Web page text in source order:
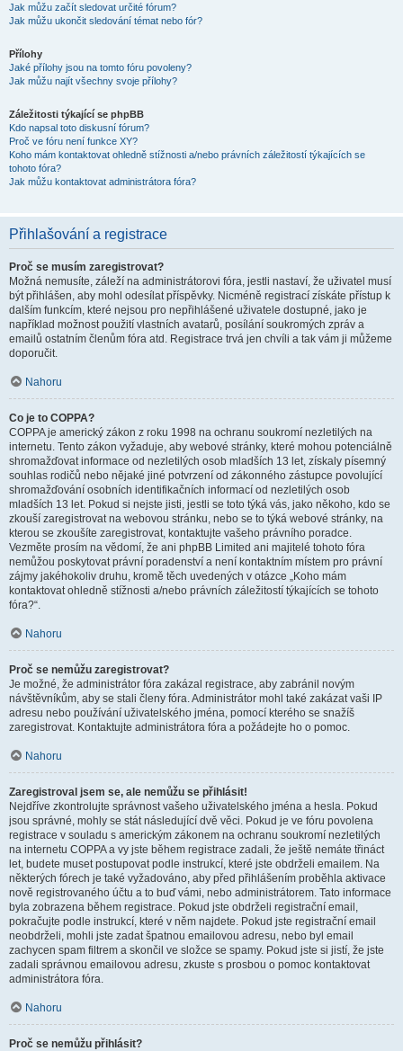
Jak můžu začít sledovat určité fórum?
Jak můžu ukončit sledování témat nebo fór?
Přílohy
Jaké přílohy jsou na tomto fóru povoleny?
Jak můžu najít všechny svoje přílohy?
Záležitosti týkající se phpBB
Kdo napsal toto diskusní fórum?
Proč ve fóru není funkce XY?
Koho mám kontaktovat ohledně stížnosti a/nebo právních záležitostí týkajících se
tohoto fóra?
Jak můžu kontaktovat administrátora fóra?
Přihlašování a registrace
Proč se musím zaregistrovat?
Možná nemusíte, záleží na administrátorovi fóra, jestli nastaví, že uživatel musí
být přihlášen, aby mohl odesílat příspěvky. Nicméně registrací získáte přístup k
dalším funkcím, které nejsou pro nepřihlášené uživatele dostupné, jako je
například možnost použití vlastních avatarů, posílání soukromých zpráv a
emailů ostatním členům fóra atd. Registrace trvá jen chvíli a tak vám ji můžeme
doporučit.
Nahoru
Co je to COPPA?
COPPA je americký zákon z roku 1998 na ochranu soukromí nezletilých na
internetu. Tento zákon vyžaduje, aby webové stránky, které mohou potenciálně
shromažďovat informace od nezletilých osob mladších 13 let, získaly písemný
souhlas rodičů nebo nějaké jiné potvrzení od zákonného zástupce povolující
shromažďování osobních identifikačních informací od nezletilých osob
mladších 13 let. Pokud si nejste jisti, jestli se toto týká vás, jako někoho, kdo se
zkouší zaregistrovat na webovou stránku, nebo se to týká webové stránky, na
kterou se zkoušíte zaregistrovat, kontaktujte vašeho právního poradce.
Vezměte prosím na vědomí, že ani phpBB Limited ani majitelé tohoto fóra
nemůžou poskytovat právní poradenství a není kontaktním místem pro právní
zájmy jakéhokoliv druhu, kromě těch uvedených v otázce „Koho mám
kontaktovat ohledně stížnosti a/nebo právních záležitostí týkajících se tohoto
fóra?“.
Nahoru
Proč se nemůžu zaregistrovat?
Je možné, že administrátor fóra zakázal registrace, aby zabránil novým
návštěvníkům, aby se stali členy fóra. Administrátor mohl také zakázat vaši IP
adresu nebo používání uživatelského jména, pomocí kterého se snažíš
zaregistrovat. Kontaktujte administrátora fóra a požádejte ho o pomoc.
Nahoru
Zaregistroval jsem se, ale nemůžu se přihlásit!
Nejdříve zkontrolujte správnost vašeho uživatelského jména a hesla. Pokud
jsou správné, mohly se stát následující dvě věci. Pokud je ve fóru povolena
registrace v souladu s americkým zákonem na ochranu soukromí nezletilých
na internetu COPPA a vy jste během registrace zadali, že ještě nemáte třináct
let, budete muset postupovat podle instrukcí, které jste obdrželi emailem. Na
některých fórech je také vyžadováno, aby před přihlášením proběhla aktivace
nově registrovaného účtu a to buď vámi, nebo administrátorem. Tato informace
byla zobrazena během registrace. Pokud jste obdrželi registrační email,
pokračujte podle instrukcí, které v něm najdete. Pokud jste registrační email
neobdrželi, mohli jste zadat špatnou emailovou adresu, nebo byl email
zachycen spam filtrem a skončil ve složce se spamy. Pokud jste si jistí, že jste
zadali správnou emailovou adresu, zkuste s prosbou o pomoc kontaktovat
administrátora fóra.
Nahoru
Proč se nemůžu přihlásit?